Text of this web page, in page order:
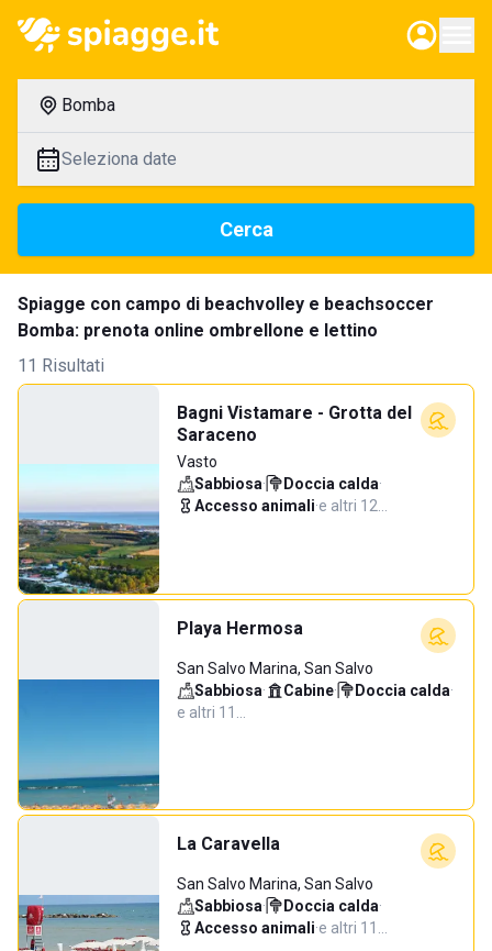
Bomba
Seleziona date
Cerca
Spiagge con campo di beachvolley e beachsoccer
Bomba: prenota online ombrellone e lettino
11 Risultati
Bagni Vistamare - Grotta del
Saraceno
Vasto
Sabbiosa· Doccia calda·
Accesso animali·e altri 12…
Playa Hermosa
San Salvo Marina, San Salvo
Sabbiosa· Cabine· Doccia calda·
e altri 11…
La Caravella
San Salvo Marina, San Salvo
Sabbiosa· Doccia calda·
Accesso animali·e altri 11…